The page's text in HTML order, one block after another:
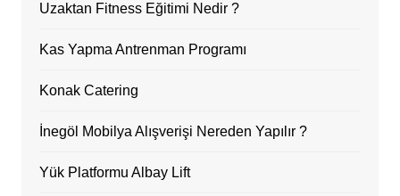
Uzaktan Fitness Eğitimi Nedir ?
Kas Yapma Antrenman Programı
Konak Catering
İnegöl Mobilya Alışverişi Nereden Yapılır ?
Yük Platformu Albay Lift